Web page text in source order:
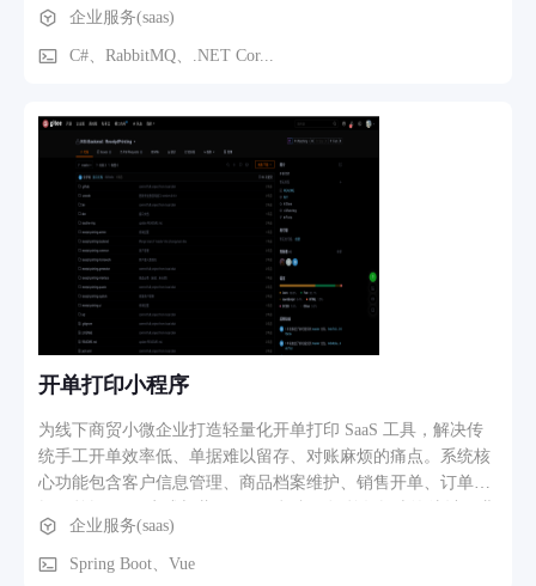
C#/.NET 6 + Vue + Uniapp - 阿里云 CI/CD - RabbitMQ IoT设备
通信 - 微信/支付宝支付接入。
企业服务(saas)
C#、RabbitMQ、.NET Cor...
开单打印小程序
为线下商贸小微企业打造轻量化开单打印 SaaS 工具，解决传
统手工开单效率低、单据难以留存、对账麻烦的痛点。系统核
心功能包含客户信息管理、商品档案维护、销售开单、订单编
务流程：管理员维护商品与客户资料→前端小程序录入销售信
息生成订单→一键预览单据并打印→后台自动留存订单记录，
企业服务(saas)
Spring Boot、Vue